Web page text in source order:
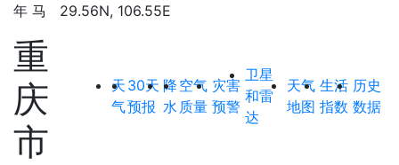
年 马 29.56N, 106.55E
重
庆
市
天
气
30天
预报
降
水
空气
质量
灾害
预警
卫星
和雷
达
天气
地图
生活
指数
历史
数据